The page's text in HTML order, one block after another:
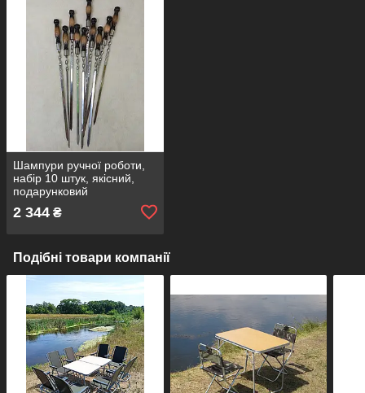
Шампури ручної роботи,
набір 10 штук, якісний,
подарунковий
2 344 ₴
Подібні товари компанії